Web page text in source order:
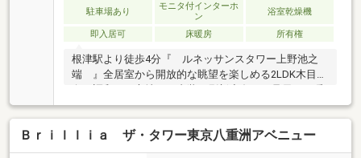
ーション内容】キッチン交換/浴室交換/洗面交換/トイ
レ交換/フローリング新規張替建具交換/タイル・フロ
アタイル交換/エアコン新規交換水栓交換/クロス貼替/
ハウスクリーニング等
駐車場あり
モニタ付インターホ
ン
浴室乾燥機
即入居可 床暖房 所有権
根津駅より徒歩4分『 ルネッサンスタワー上野池之
端 』全居室から開放的な眺望を楽しめる2LDK木目と
かい床暖房や便利な食洗機を設置◇生ごみを処理でき
るディスポーザー付キッチン◆WICやSIC等全居室に収
納を設け、収納力を確保◇浴室乾燥機や温水洗浄便座
など最新の水回り設備◆ゲストルームなど、豪華な共
Ｂｒｉｌｌｉａ ザ・タワー東京八重洲アベニュー